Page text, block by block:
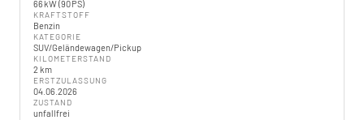
66 kW (90 PS)
KRAFTSTOFF
Benzin
KATEGORIE
SUV/Geländewagen/Pickup
KILOMETERSTAND
2 km
ERSTZULASSUNG
04.06.2026
ZUSTAND
unfallfrei